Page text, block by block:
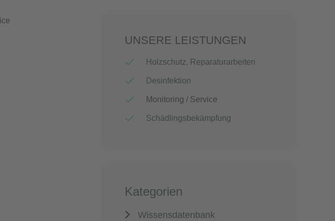
UNSERE LEISTUNGEN
Holzschutz, Reparaturarbeiten
Desinfektion
Monitoring / Service
Schädlingsbekämpfung
Kategorien
Wissensdatenbank